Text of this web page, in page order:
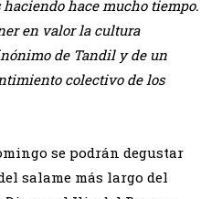
hace mucho tiempo.
en valor la cultura
de Tandil y de un
colectivo de los
se podrán degustar
salame más largo del